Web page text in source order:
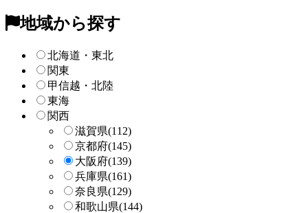
索
ー
検
地域から探す
北海道・東北
関東
甲信越・北陸
東海
関西
滋賀県(112)
京都府(145)
大阪府(139)
兵庫県(161)
奈良県(129)
和歌山県(144)